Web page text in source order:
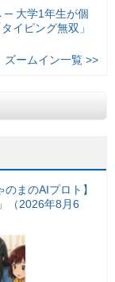
─ 大学1年生が個
イピング無双」
ズームイン一覧 >>
まのAIプロト】
（2026年8月6